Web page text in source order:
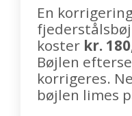
En
koster kr.
Bøjlen
korrigeres.
bøjlen limes